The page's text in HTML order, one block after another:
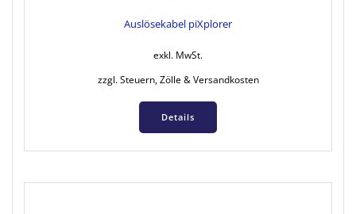
Auslösekabel piXplorer
exkl. MwSt.
zzgl. Steuern, Zölle & Versandkosten
Details